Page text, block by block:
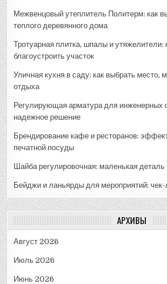
Межвенцовый утеплитель Политерм: как
теплого деревянного дома
Тротуарная плитка, шпалы и
благоустроить участок
Уличная кухня в саду: как выбрать место,
отдыха
Регулирующая арматура для инженерных
надежное решение
Брендирование кафе и ресторанов:
печатной посуды
Шайба регулировочная: маленькая
Бейджи и ланьярды для мероприятий: чек-
АРХИВЫ
Август 2026
Июль 2026
Июнь 2026